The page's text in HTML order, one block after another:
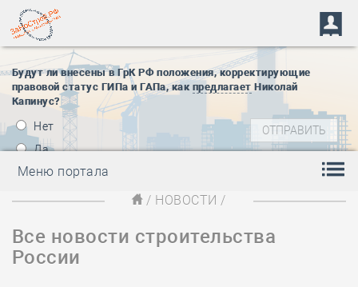
Будут ли внесены в ГрК РФ положения, корректирующие
правовой статус ГИПа и ГАПа, как предлагает Николай
Капинус?
Нет
Да
Меню портала
/ НОВОСТИ /
Все новости строительства
России